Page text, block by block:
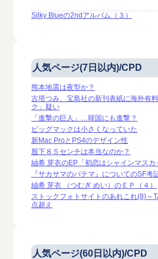
Silky Blueの2ndアルバム（３）
人気ページ(7日以内)/CPD
熊本地震は夜型か？
古塔つみ、宝島社の新刊表紙に海外有
ク」疑い
「進撃の巨人」…韓国にも進撃？
ビッグマックは小さくなっていた
新Mac ProとPS4のデザイン性
股下８５センチは本当なのか？
紬希 芽衣のEP「初恋はシャインマスカ
『サカサマのパテマ』についてのSF考
紬希 芽衣 （つむぎ めい）のＥＰ（４）
ストックフォトサイトのあれこれ(8)～
点超え
人気ページ(60日以内)/CPD